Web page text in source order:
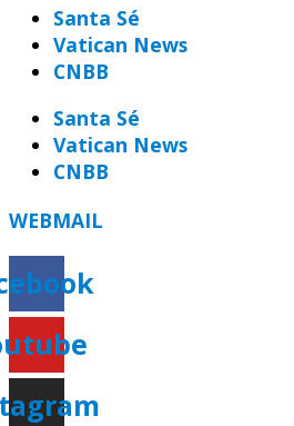
Santa Sé
Vatican News
CNBB
Santa Sé
Vatican News
CNBB
WEBMAIL